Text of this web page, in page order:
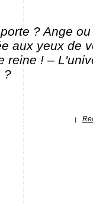
? Ange
aux yeux de
reine ! –
?